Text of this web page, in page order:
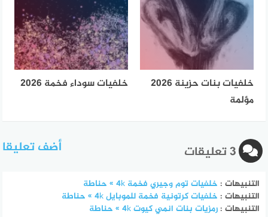
خلفيات بنات حزينة 2026
مؤلمة
خلفيات سوداء فخمة 2026
3 تعليقات أضف تعليقا
التنبيهات : خلفيات توم وجيري فخمة 4k » حناطة
التنبيهات : خلفيات كرتونية فخمة للموبايل 4k » حناطة
التنبيهات :رمزيات بنات انمي كيوت 4k » حناطة